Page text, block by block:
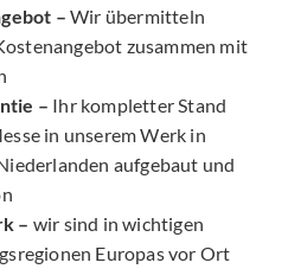
– Wir übermitteln
zusammen mit
– Ihr kompletter Stand
in unserem Werk in
aufgebaut und
– wir sind in wichtigen
Europas vor Ort